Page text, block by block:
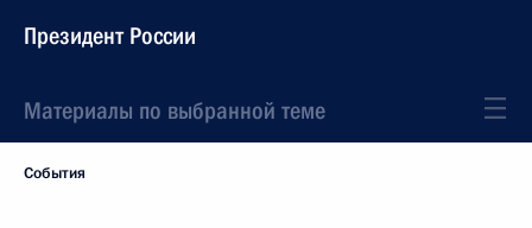
Президент России
Материалы по выбранной теме
События